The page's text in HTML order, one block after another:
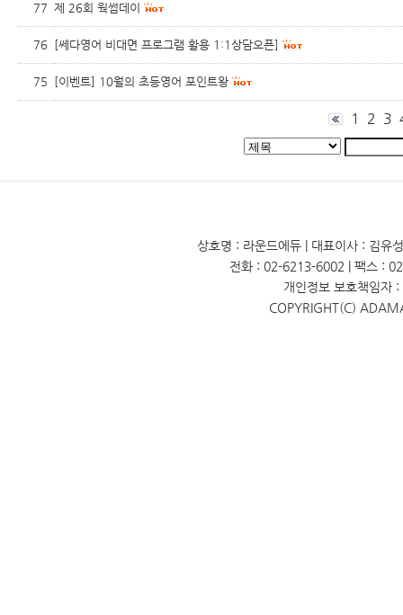
77 제 26회 웍썸데이
76 [쎄다영어 비대면 프로그램 활용 1:1상담오픈]
75 [이벤트] 10월의 초등영어 포인트왕
1 2 3
상호명 : 라운드에듀 | 대표이사 : 김유
전화 : 02-6213-6002 | 팩스 :
개인정보 보호책임자
COPYRIGHT(C)